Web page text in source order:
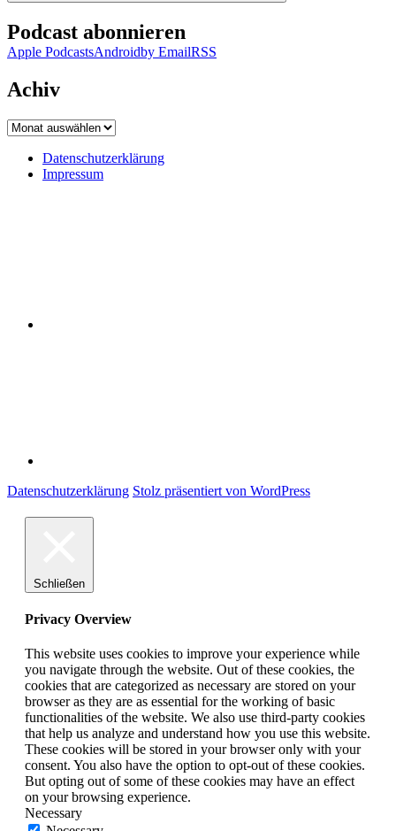
Podcast abonnieren
Apple PodcastsAndroidby EmailRSS
Achiv
Achiv
Datenschutzerklärung
Impressum
Datenschutzerklärung Stolz präsentiert von WordPress
Schließen
Privacy Overview
This website uses cookies to improve your experience while
you navigate through the website. Out of these cookies, the
cookies that are categorized as necessary are stored on your
browser as they are as essential for the working of basic
functionalities of the website. We also use third-party cookies
that help us analyze and understand how you use this website.
These cookies will be stored in your browser only with your
consent. You also have the option to opt-out of these cookies.
But opting out of some of these cookies may have an effect
on your browsing experience.
Necessary